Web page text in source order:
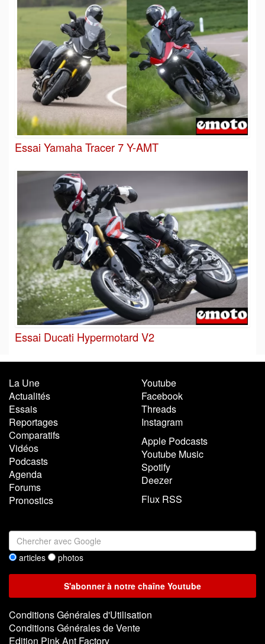
Essai Yamaha Tracer 7 Y-AMT
Essai Ducati Hypermotard V2
La Une
Actualités
Essais
Reportages
Comparatifs
Vidéos
Podcasts
Agenda
Forums
Pronostics
Youtube
Facebook
Threads
Instagram
Apple Podcasts
Youtube Music
Spotify
Deezer
Flux RSS
articles photos
Conditions Générales d'Utilisation
Conditions Générales de Vente
Edition Pink Ant Factory